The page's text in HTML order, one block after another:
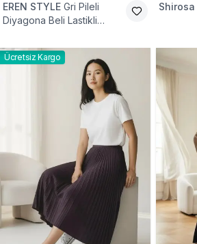
EREN STYLE Gri Pileli
Diyagona Beli Lastikli
Shirosa
Ücretsiz Kargo